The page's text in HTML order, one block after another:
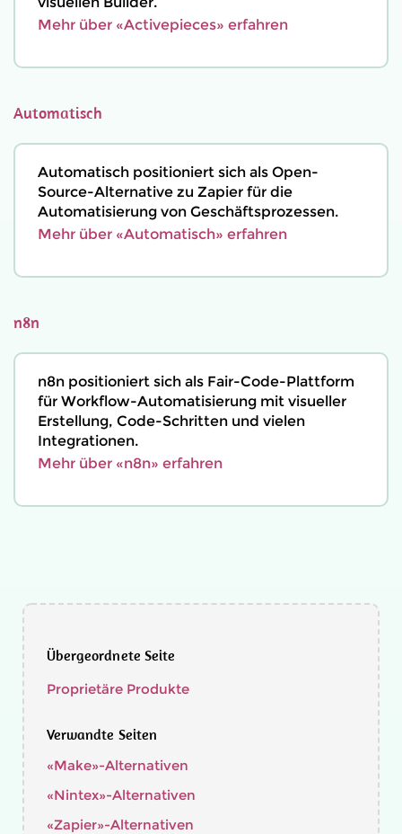
Mehr über «Activepieces» erfahren
Automatisch
Automatisch positioniert sich als Open-
Source-Alternative zu Zapier für die
Automatisierung von Geschäftsprozessen.
Mehr über «Automatisch» erfahren
n8n
n8n positioniert sich als Fair-Code-Plattform
für Workflow-Automatisierung mit visueller
Erstellung, Code-Schritten und vielen
Integrationen.
Mehr über «n8n» erfahren
Übergeordnete Seite
Proprietäre Produkte
Verwandte Seiten
«Make»-Alternativen
«Nintex»-Alternativen
«Zapier»-Alternativen